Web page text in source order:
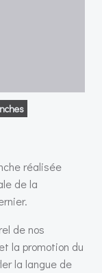
réalisée
de la
de nos
la promotion du
la langue de